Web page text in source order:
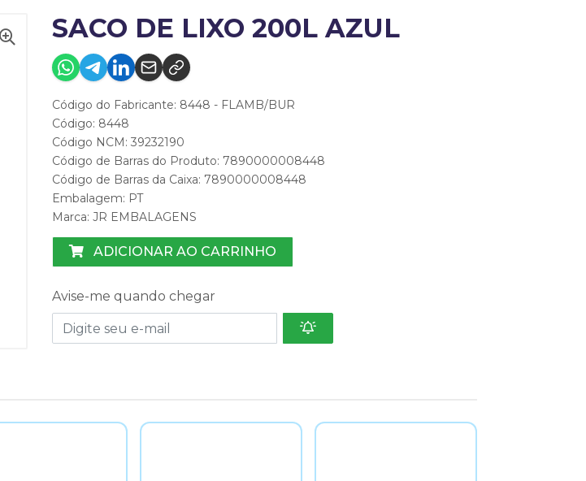
SACO DE LIXO 200L AZUL
Código do Fabricante: 8448 - FLAMB/BUR
Código: 8448
Código NCM: 39232190
Código de Barras do Produto: 7890000008448
Código de Barras da Caixa: 7890000008448
Embalagem: PT
Marca: JR EMBALAGENS
ADICIONAR AO CARRINHO
Avise-me quando chegar